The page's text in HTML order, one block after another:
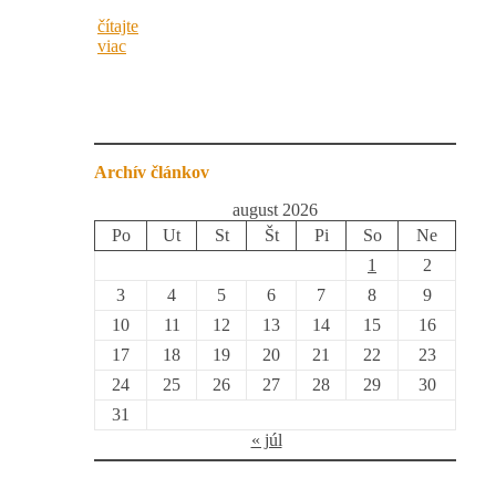
čítajte
viac
Archív článkov
august 2026
Po
Ut St Št Pi So
Ne
1
2
3
4 5 6 7 8
9
10
11 12 13 14 15
16
17
18 19 20 21 22
23
24
25 26 27 28 29
30
31
« júl